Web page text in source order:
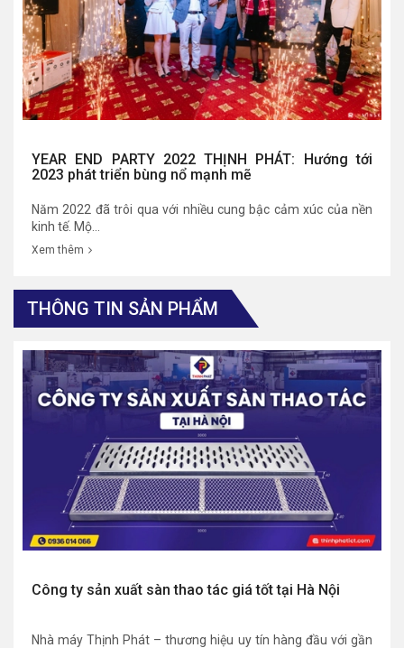
YEAR END PARTY 2022 THỊNH PHÁT: Hướng tới
2023 phát triển bùng nổ mạnh mẽ
Năm 2022 đã trôi qua với nhiều cung bậc cảm xúc của nền
kinh tế. Mộ...
Xem thêm
THÔNG TIN SẢN PHẨM
Công ty sản xuất sàn thao tác giá tốt tại Hà Nội
Nhà máy Thịnh Phát – thương hiệu uy tín hàng đầu với gần